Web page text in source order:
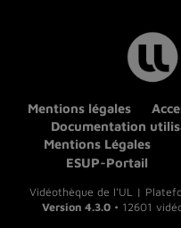
Mentions légales
Documentation
Mentions Légales
ESUP-Portail
Vidéothèque de l'UL |
Version 4.3.0 • 12601